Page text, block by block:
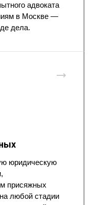
адвоката
в Москве —
дела.
юридическую
присяжных
любой стадии